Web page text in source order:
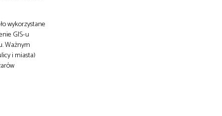
wykorzystane
GIS-u
Ważnym
i miasta)